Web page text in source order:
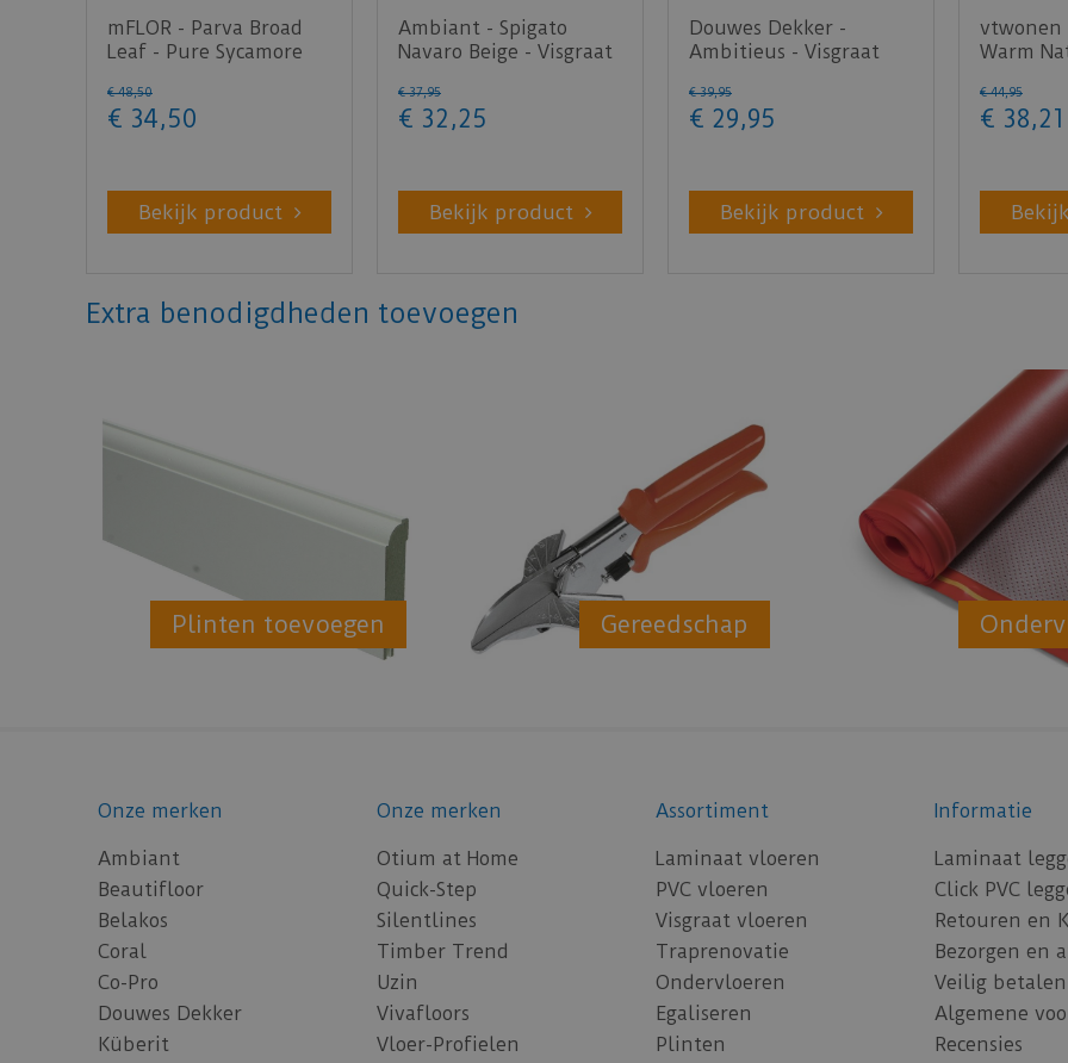
mFLOR - Parva Broad
Leaf - Pure Sycamore
€ 48,50
€ 34,50
Bekijk product
Ambiant - Spigato
Navaro Beige - Visgraat
€ 37,95
€ 32 ,25
Bekijk product
Douwes Dekker -
Ambitieus - Visgraat
PVC)
€ 39,95
€ 29,95
Bekijk product
vtwonen
Warm
€ 44,95
€ 38,21
Extra benodigdheden toevoegen
Plinten toevoegen Gereedschap
Onze merken
Ambiant
Beautifloor
Belakos
Coral
Co-Pro
Douwes Dekker
Küberit
Onze merken
Otium at Home
Quick-Step
Silentlines
Timber Trend
Uzin
Vivafloors
Vloer-Profielen
Assortiment
Laminaat vloeren
PVC vloeren
Visgraat vloeren
Traprenovatie
Ondervloeren
Egaliseren
Plinten
Informatie
Laminaat
Click PVC
Retouren en
Bezorgen en
Veilig betalen
Algemene
Recensies